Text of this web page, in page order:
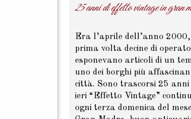
25 anni di effetto vintage in gran
Era l’aprile dell’anno
prima volta decine di
esponevano articoli di un
uno dei borghi più
città. Sono trascorsi 25 anni
ieri “Effetto Vintage”
ogni terza domenica del